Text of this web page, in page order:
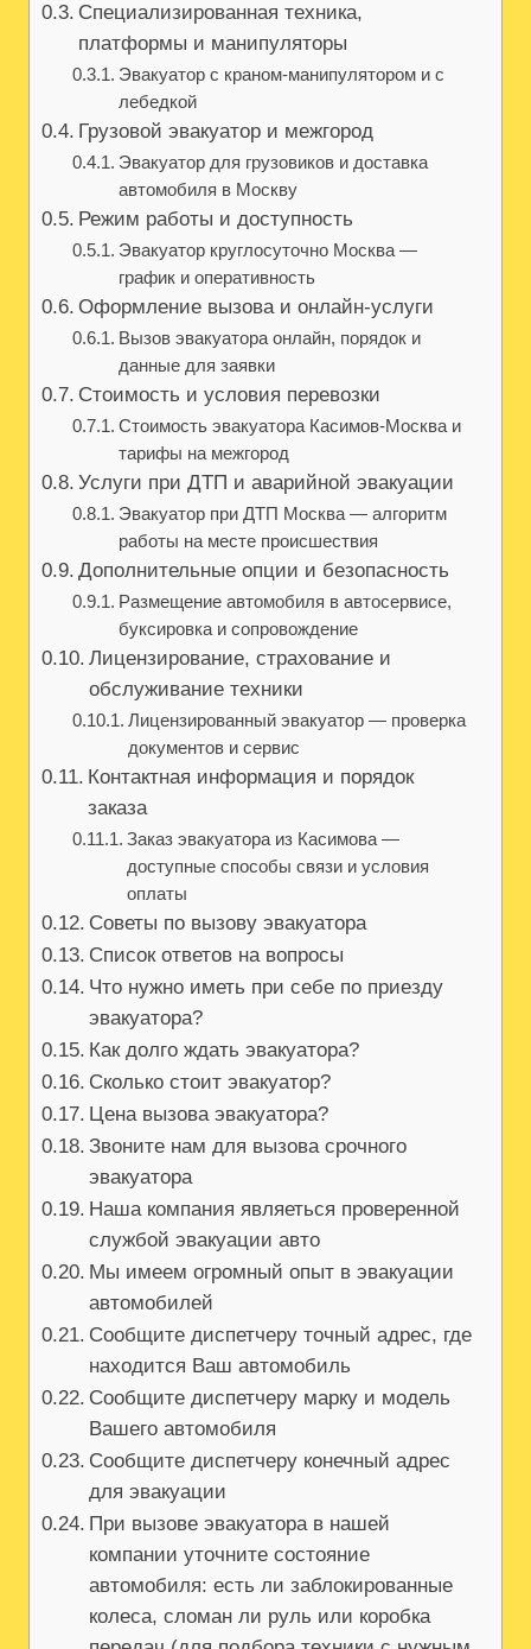
Специализированная техника,
платформы и манипуляторы
Эвакуатор с краном-манипулятором и с
лебедкой
Грузовой эвакуатор и межгород
Эвакуатор для грузовиков и доставка
автомобиля в Москву
Режим работы и доступность
Эвакуатор круглосуточно Москва —
график и оперативность
Оформление вызова и онлайн-услуги
Вызов эвакуатора онлайн, порядок и
данные для заявки
Стоимость и условия перевозки
Стоимость эвакуатора Касимов-Москва и
тарифы на межгород
Услуги при ДТП и аварийной эвакуации
Эвакуатор при ДТП Москва — алгоритм
работы на месте происшествия
Дополнительные опции и безопасность
Размещение автомобиля в автосервисе,
буксировка и сопровождение
Лицензирование, страхование и
обслуживание техники
Лицензированный эвакуатор — проверка
документов и сервис
Контактная информация и порядок
заказа
Заказ эвакуатора из Касимова —
доступные способы связи и условия
оплаты
Советы по вызову эвакуатора
Список ответов на вопросы
Что нужно иметь при себе по приезду
эвакуатора?
Как долго ждать эвакуатора?
Сколько стоит эвакуатор?
Цена вызова эвакуатора?
Звоните нам для вызова срочного
эвакуатора
Наша компания являеться проверенной
службой эвакуации авто
Мы имеем огромный опыт в эвакуации
автомобилей
Сообщите диспетчеру точный адрес, где
находится Ваш автомобиль
Сообщите диспетчеру марку и модель
Вашего автомобиля
Сообщите диспетчеру конечный адрес
для эвакуации
При вызове эвакуатора в нашей
компании уточните состояние
автомобиля: есть ли заблокированные
колеса, сломан ли руль или коробка